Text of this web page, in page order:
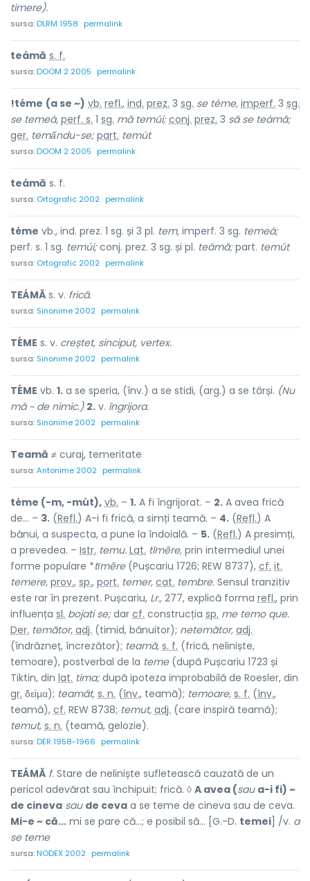
timere).
sursa:DLRM 1958 permalink
teámă s. f.
sursa:DOOM 2 2005 permalink
!téme (a se ~) vb. refl., ind. prez. 3 sg. se téme, imperf. 3 sg.
se temeá, perf. s. 1 sg. mă temúi; conj. prez. 3 să se teámă;
ger. temấndu-se; part. temút
sursa:DOOM 2 2005 permalink
teámă s. f.
sursa: Ortografic 2002 permalink
téme vb., ind. prez. 1 sg. și 3 pl. tem, imperf. 3 sg. temeá;
perf. s. 1 sg. temúi;conj. prez. 3 sg. și pl. teámă;part. temút
sursa: Ortografic 2002 permalink
TEÁMĂ s. v. frică.
sursa: Sinonime 2002 permalink
TÉME s. v. creștet, sinciput, vertex.
sursa: Sinonime 2002 permalink
TÉME vb. 1. a se speria, (înv.) a se stidi, (arg.) a se târși. (Nu
mă ~ de nimic.) 2. v. îngrijora.
sursa: Sinonime 2002 permalink
Teamă ≠ curaj, temeritate
sursa:Antonime 2002 permalink
téme (-m, -mút), vb. – 1. A fi îngrijorat. – 2. A avea frică
de... – 3. (Refl.) A-i fi frică, a simți teamă. – 4. (Refl.) A
bănui, a suspecta, a pune la îndoială. – 5. (Refl.) A presimți,
a prevedea. – Istr. temu. Lat. tĭmēre, prin intermediul unei
forme populare *tῑmēre(Pușcariu 1726; REW 8737), cf. it.
temere, prov., sp., port. temer, cat. tembre. Sensul tranzitiv
este rar în prezent. Pușcariu, Lr., 277, explică forma refl., prin
influența sl. bojati se;dar cf. construcția sp. me temo que.
Der. temător, adj. (timid, bănuitor); netemător, adj.
(îndrăzneț, încrezător); teamă, s. f. (frică, neliniște,
temoare), postverbal de la teme(după Pușcariu 1723 și
Tiktin, din lat. tima;după ipoteza improbabilă de Roesler, din
gr. δεïμα); teamăt, s. n. (înv., teamă); temoare, s. f. (înv.,
teamă), cf. REW 8738; temut, adj. (care inspiră teamă);
temut, s. n. (teamă, gelozie).
sursa:DER 1958-1966 permalink
TEÁMĂ f. Stare de neliniște sufletească cauzată de un
pericol adevărat sau închipuit; frică. ◊ A avea (sau a-i fi) ~
de cineva sau de ceva a se teme de cineva sau de ceva.
Mi-e ~ că... mi se pare că...; e posibil să... [G.-D. temei ] /v. a
se teme
sursa:NODEX 2002 permalink